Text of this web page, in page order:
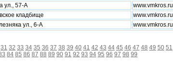
ул., 57-А
www.vmkros.ru
кладбище
www.vmkros.ru
ул., 6-А www.vmkros.ru
31 32 33 34 35 36 37 38 39 40 41 42 43 44 45 46 47 48 49 50 51
84 85 86 87 88 89 90 91 92 93 94 95 96 97 98 99